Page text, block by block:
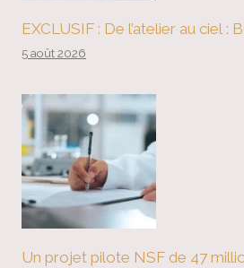
EXCLUSIF : De l’atelier au ciel :
5 août 2026
Un projet pilote NSF de 47